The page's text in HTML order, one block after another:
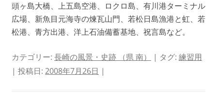
頭ヶ島大橋、上五島空港、ロクロ島、有川港ターミナル
広場、新魚目元海寺の煉瓦山門、若松日島漁港と虹、若
松港、青方出港、洋上石油備蓄基地、祝言島など。
カテゴリー: 長崎の風景・史跡 （県 南） | タグ: 練習用
| 投稿日: 2008年7月26日 |